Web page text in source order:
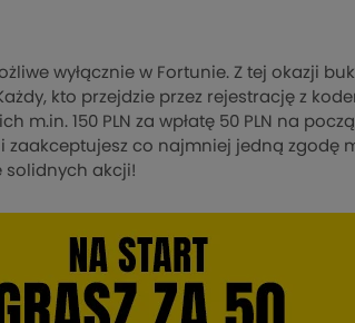
wyłącznie w Fortunie. Z tej okazji
kto przejdzie przez rejestrację z
m.in. 150 PLN za wpłatę 50 PLN na
zaakceptujesz co najmniej jedną zgodę
solidnych akcji!